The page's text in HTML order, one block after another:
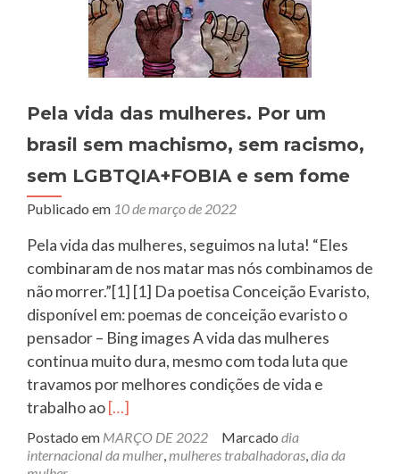
Pela vida das mulheres. Por um
brasil sem machismo, sem racismo,
sem LGBTQIA+FOBIA e sem fome
Publicado em 10 de março de 2022
Pela vida das mulheres, seguimos na luta! “Eles
combinaram de nos matar mas nós combinamos de
não morrer.”[1] [1] Da poetisa Conceição Evaristo,
disponível em: poemas de conceição evaristo o
pensador – Bing images A vida das mulheres
continua muito dura, mesmo com toda luta que
travamos por melhores condições de vida e
trabalho aoLeia
mais
sobrePela
[…]
Postado em MARÇO DE 2022 Marcado dia
internacional da mulher,mulheres trabalhadoras,dia da